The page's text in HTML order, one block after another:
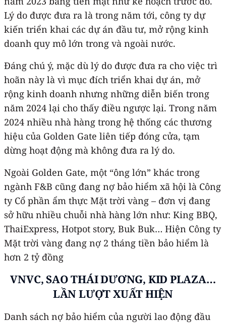
Lý do được đưa ra là trong năm tới, công ty dự
kiến triển khai các dự án đầu tư, mở rộng kinh
doanh quy mô lớn trong và ngoài nước.
Đáng chú ý, mặc dù lý do được đưa ra cho việc trì
hoãn này là vì mục đích triển khai dự án, mở
rộng kinh doanh nhưng những diễn biến trong
năm 2024 lại cho thấy điều ngược lại. Trong năm
2024 nhiều nhà hàng trong hệ thống các thương
hiệu của Golden Gate liên tiếp đóng cửa, tạm
dừng hoạt động mà không đưa ra lý do.
Ngoài Golden Gate, một “ông lớn” khác trong
ngành F&B cũng đang nợ bảo hiểm xã hội là Công
ty Cổ phần ẩm thực Mặt trời vàng – đơn vị đang
sở hữu nhiều chuỗi nhà hàng lớn như: King BBQ,
ThaiExpress, Hotpot story, Buk Buk… Hiện Công ty
Mặt trời vàng đang nợ 2 tháng tiền bảo hiểm là
hơn 2 tỷ đồng
VNVC, SAO THÁI DƯƠNG, KID PLAZA…
LẦN LƯỢT XUẤT HIỆN
Danh sách nợ bảo hiểm của người lao động đầu